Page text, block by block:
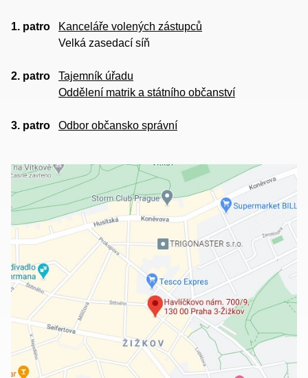
1. patro
Kanceláře volených zástupců
Velká zasedací síň
2. patro
Tajemník úřadu
Oddělení matrik a státního občanství
3. patro Odbor občansko správní